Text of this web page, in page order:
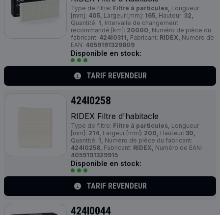
Type de filtre: Filtre à particules, Longueur
[mm]: 405, Largeur [mm]: 165, Hauteur: 32,
Quantité: 1, Intervalle de changement
recommandé [km]: 20000, Numéro de pièce du
fabricant: 424I0311, Fabricant: RIDEX, Numéro de
EAN: 4059191329809
Disponible en stock:
TARIF REVENDEUR
424I0258
RIDEX Filtre d'habitacle
Type de filtre: Filtre à particules, Longueur
[mm]: 214, Largeur [mm]: 200, Hauteur: 30,
Quantité: 1, Numéro de pièce du fabricant:
424I0258, Fabricant: RIDEX, Numéro de EAN:
4059191329915
Disponible en stock:
TARIF REVENDEUR
424I0044